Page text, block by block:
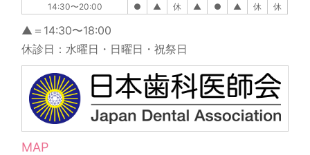
14:30〜20:00
● ▲ 休 ▲ ● ▲ 休 休
▲＝14:30〜18:00
休診日：水曜日・日曜日・祝祭日
MAP